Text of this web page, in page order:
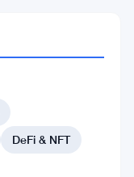
DeFi & NFT